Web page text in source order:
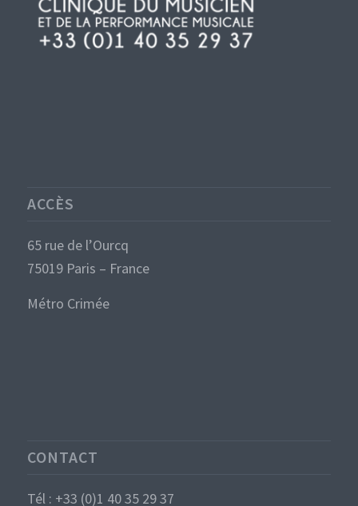
ACCÈS
65 rue de l’Ourcq
75019 Paris – France
Métro Crimée
CONTACT
Tél : +33 (0)1 40 35 29 37